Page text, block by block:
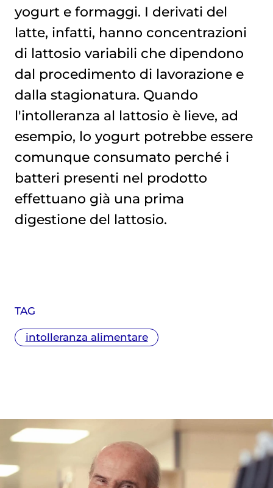
TAG
intolleranza alimentare
yogurt e formaggi. I derivati del
latte, infatti, hanno concentrazioni
di lattosio variabili che dipendono
dal procedimento di lavorazione e
dalla stagionatura. Quando
l'intolleranza al lattosio è lieve, ad
esempio, lo yogurt potrebbe essere
comunque consumato perché i
batteri presenti nel prodotto
effettuano già una prima
digestione del lattosio.